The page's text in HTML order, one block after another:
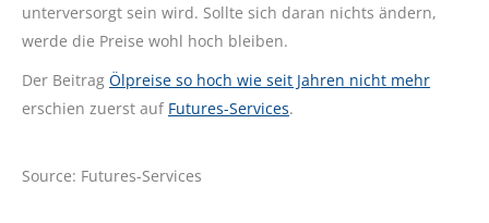
unterversorgt sein wird. Sollte sich daran nichts ändern,
werde die Preise wohl hoch bleiben.
Der Beitrag Ölpreise so hoch wie seit Jahren nicht mehr
erschien zuerst auf Futures-Services.
Source: Futures-Services